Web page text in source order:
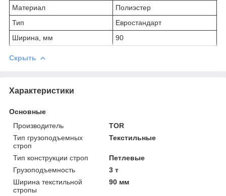
Материал
Полиэстер
Тип
Евростандарт
Ширина, мм
90
Скрыть
Характеристики
Основные
Производитель
TOR
Тип грузоподъемных
строп
Текстильные
Тип конструкции строп
Петлевые
Грузоподъемность
3 т
Ширина текстильной
стропы
90 мм